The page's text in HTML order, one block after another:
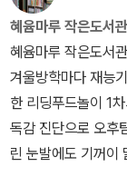
은 이야기를 담고
다며.. 좋은 이야기
고 느꼈습니다.조카
서 읽어보았어요.책
여 제가 놓친 것이
금방 읽는쪽보다 나
큰 장점은 작가가
못했고, 초반 사자
혜윰마루 작은도서
혜윰마루 작은도서
겨울방학마다 재능
한 리딩푸드놀이 1
독감 진단으로 오후
린 눈발에도 기꺼이